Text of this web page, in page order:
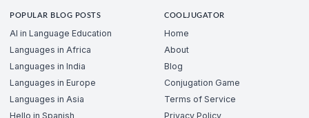
POPULAR BLOG POSTS
AI in Language Education
Languages in Africa
Languages in India
Languages in Europe
Languages in Asia
Hello in Spanish
COOLJUGATOR
Home
About
Blog
Conjugation Game
Terms of Service
Privacy Policy